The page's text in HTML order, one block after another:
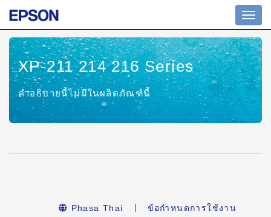
XP-211 214 216 Series
คำอธิบายนี้ไม่มีในผลิตภัณฑ์นี้
Phasa Thai
ข้อกำหนดการใช้งาน